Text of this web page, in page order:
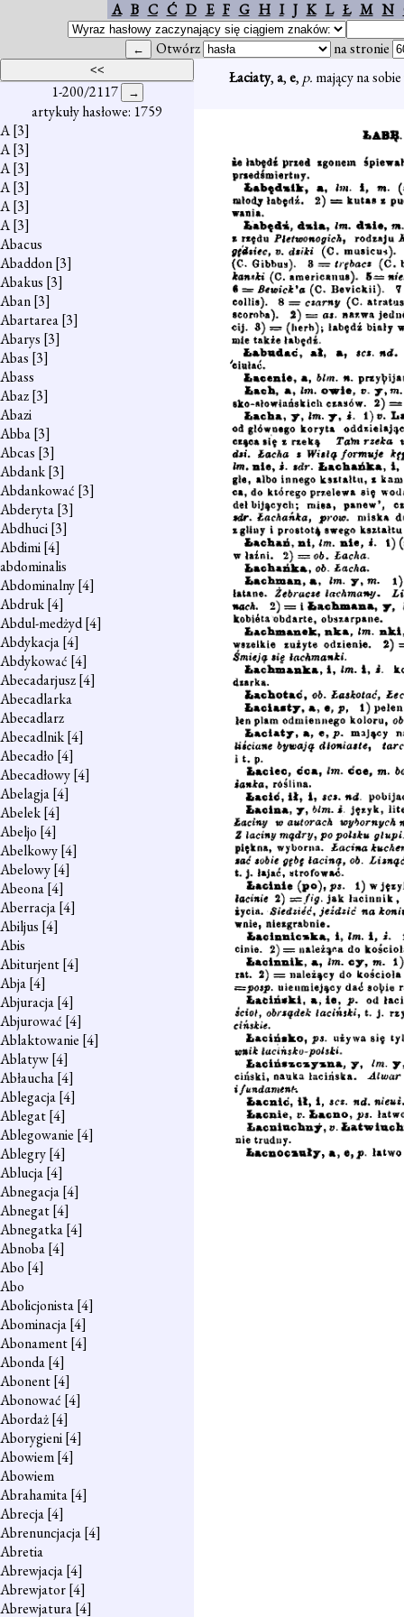
A B C Ć D E F G H I J K L Ł M N
Otwórz na stronie
1-200/2117
artykuły hasłowe: 1759
A[3]
A[3]
A[3]
A[3]
A[3]
A[3]
Abacus
Abaddon[3]
Abakus [3]
Aban[3]
Abartarea[3]
Abarys [3]
Abas [3]
Abass
Abaz[3]
Abazi
Abba[3]
Abcas [3]
Abdank[3]
Abdankować [3]
Abderyta[3]
Abdhuci[3]
Abdimi[4]
abdominalis
Abdominalny[4]
Abdruk[4]
Abdul-medżyd[4]
Abdykacja[4]
Abdykować [4]
Abecadarjusz[4]
Abecadlarka
Abecadlarz
Abecadlnik[4]
Abecadło [4]
Abecadłowy[4]
Abelagja[4]
Abelek[4]
Abeljo [4]
Abelkowy[4]
Abelowy[4]
Abeona[4]
Aberracja[4]
Abiljus [4]
Abis
Abiturjent[4]
Abja[4]
Abjuracja[4]
Abjurować [4]
Ablaktowanie [4]
Ablatyw[4]
Abłaucha[4]
Ablegacja[4]
Ablegat[4]
Ablegowanie [4]
Ablegry[4]
Ablucja[4]
Abnegacja[4]
Abnegat[4]
Abnegatka[4]
Abnoba[4]
Abo [4]
Abo
Abolicjonista[4]
Abominacja[4]
Abonament[4]
Abonda[4]
Abonent[4]
Abonować [4]
Abordaż[4]
Aborygieni[4]
Abowiem[4]
Abowiem
Abrahamita[4]
Abrecja[4]
Abrenuncjacja[4]
Abretia
Abrewjacja[4]
Abrewjator[4]
Abrewjatura[4]
Łaciaty,a,e, p. mający na